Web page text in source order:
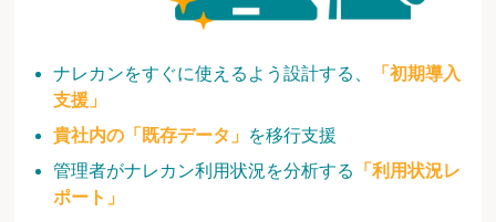
ナレカンをすぐに使えるよう設計する、
「初期導入
支援」
貴社内の「既存データ」 を移行支援
管理者がナレカン利用状況を分析する
「利用状況レ
ポート」